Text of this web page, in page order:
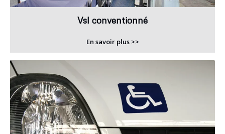
Vsl conventionné
En savoir plus >>